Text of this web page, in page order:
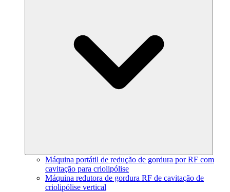
Máquina portátil de redução de gordura por RF com
cavitação para criolipólise
Máquina redutora de gordura RF de cavitação de
criolipólise vertical